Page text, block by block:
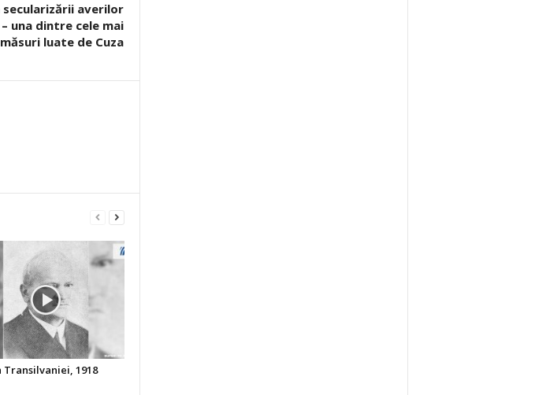
secularizării averilor
una dintre cele mai
luate de Cuza
Transilvaniei, 1918